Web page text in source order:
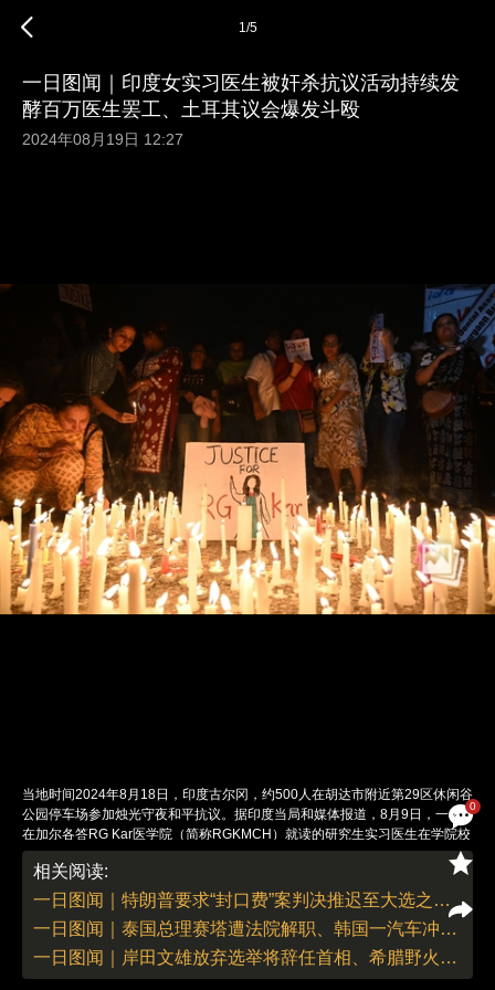
0
1/5
一日图闻｜印度女实习医生被奸杀抗议活动持续发
酵百万医生罢工、土耳其议会爆发斗殴
2024年08月19日 12:27
当地时间2024年8月18日，印度古尔冈，约500人在胡达市附近第29区休闲谷
公园停车场参加烛光守夜和平抗议。据印度当局和媒体报道，8月9日，一名
在加尔各答RG Kar医学院（简称RGKMCH）就读的研究生实习医生在学院校
园内的一个研讨厅被发现死亡。尸检结果确认她遭到强奸并被谋杀。这一事件
引发了广泛的愤怒和全国性的抗议，要求进行彻底调查，并质疑印度医生的安
全问题。据路透社当地时间8月17日报道，除紧急病例以外，印度各地的医院
和诊所当天都拒绝接待病人，医疗专业人员举行了为期24小时的罢工，抗议
本月在东部城市加尔各答发生的女医生遭奸杀事件。根据预计，这场有超过
100万名医生参加的罢工活动，将使印度的医疗服务陷入瘫痪状态。由于奸杀
事件导致抗议活动持续，加尔各答警方已经在事发地周围实施一项禁令，自8
相关阅读:
一日图闻｜特朗普要求“封口费”案判决推迟至大选之后 海地安全局势恶化近58万人流离失所
一日图闻｜泰国总理赛塔遭法院解职、韩国一汽车冲进咖啡馆致11人受伤
一日图闻｜岸田文雄放弃选举将辞任首相、希腊野火造成1万公顷土地被烧毁